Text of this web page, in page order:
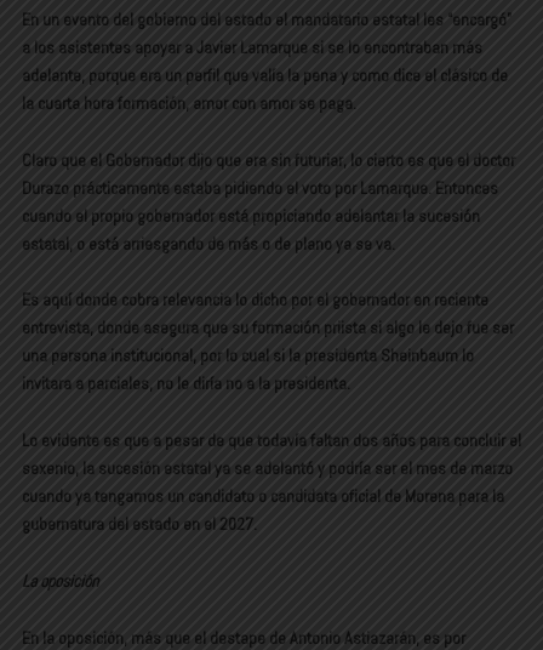
En un evento del gobierno del estado el mandatario estatal les “encargó”
a los asistentes apoyar a Javier Lamarque si se lo encontraban más
adelante, porque era un perfil que valía la pena y como dice el clásico de
la cuarta hora formación, amor con amor se paga.
Claro que el Gobernador dijo que era sin futuriar, lo cierto es que el doctor
Durazo prácticamente estaba pidiendo el voto por Lamarque. Entonces
cuando el propio gobernador está propiciando adelantar la sucesión
estatal, o está arriesgando de más o de plano ya se va.
Es aquí donde cobra relevancia lo dicho por el gobernador en reciente
entrevista, donde asegura que su formación priista si algo le dejo fue ser
una persona institucional, por lo cual si la presidenta Sheinbaum lo
invitara a parciales, no le diría no a la presidenta.
Lo evidente es que a pesar de que todavía faltan dos años para concluir el
sexenio, la sucesión estatal ya se adelantó y podría ser el mes de marzo
cuando ya tengamos un candidato o candidata oficial de Morena para la
gubernatura del estado en el 2027.
La oposición
En la oposición, más que el destape de Antonio Astiazarán, es por